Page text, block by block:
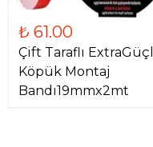
₺ 61.00
Çift Taraflı
Köpük Montaj
Bandı19mmx2mt